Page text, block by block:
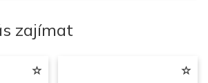
zajímat